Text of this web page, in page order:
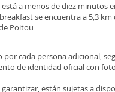
a menos de diez minutos
se encuentra a 5,3
Poitou
por cada persona adicional,
de identidad oficial con
están sujetas a